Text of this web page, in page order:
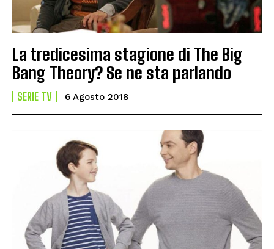
La tredicesima stagione di The Big
Bang Theory? Se ne sta parlando
SERIE TV 6 Agosto 2018